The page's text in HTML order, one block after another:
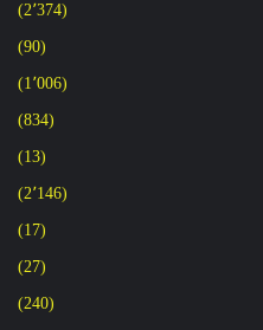
(2٬374)
(90)
(1٬006)
(834)
(13)
(2٬146)
(17)
(27)
(240)